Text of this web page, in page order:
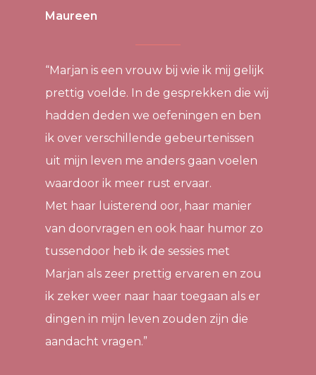
Maureen
“Marjan is een vrouw bij wie ik mij gelijk
prettig voelde. In de gesprekken die wij
hadden deden we oefeningen en ben
ik over verschillende gebeurtenissen
uit mijn leven me anders gaan voelen
waardoor ik meer rust ervaar.
Met haar luisterend oor, haar manier
van doorvragen en ook haar humor zo
tussendoor heb ik de sessies met
Marjan als zeer prettig ervaren en zou
ik zeker weer naar haar toegaan als er
dingen in mijn leven zouden zijn die
aandacht vragen.”